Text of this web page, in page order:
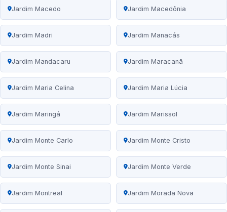
Jardim Macedo Jardim Macedônia
Jardim Madri Jardim Manacás
Jardim Mandacaru Jardim Maracanã
Jardim Maria Celina Jardim Maria Lúcia
Jardim Maringá Jardim Marissol
Jardim Monte Carlo Jardim Monte Cristo
Jardim Monte Sinai Jardim Monte Verde
Jardim Montreal Jardim Morada Nova